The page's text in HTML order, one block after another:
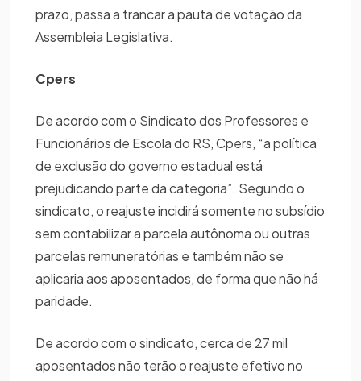
prazo, passa a trancar a pauta de votação da
Assembleia Legislativa.
Cpers
De acordo com o Sindicato dos Professores e
Funcionários de Escola do RS, Cpers, “a política
de exclusão do governo estadual está
prejudicando parte da categoria”. Segundo o
sindicato, o reajuste incidirá somente no subsídio
sem contabilizar a parcela autônoma ou outras
parcelas remuneratórias e também não se
aplicaria aos aposentados, de forma que não há
paridade.
De acordo com o sindicato, cerca de 27 mil
aposentados não terão o reajuste efetivo no